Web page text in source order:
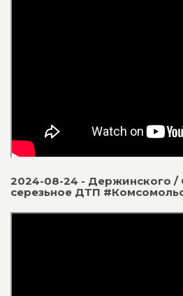
2024-08-24 - Держинского /
серезьное ДТП